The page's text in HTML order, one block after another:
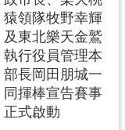
猿領隊牧野幸輝
及東北樂天金鷲
執行役員管理本
部長岡田朋城一
同揮棒宣告賽事
正式啟動